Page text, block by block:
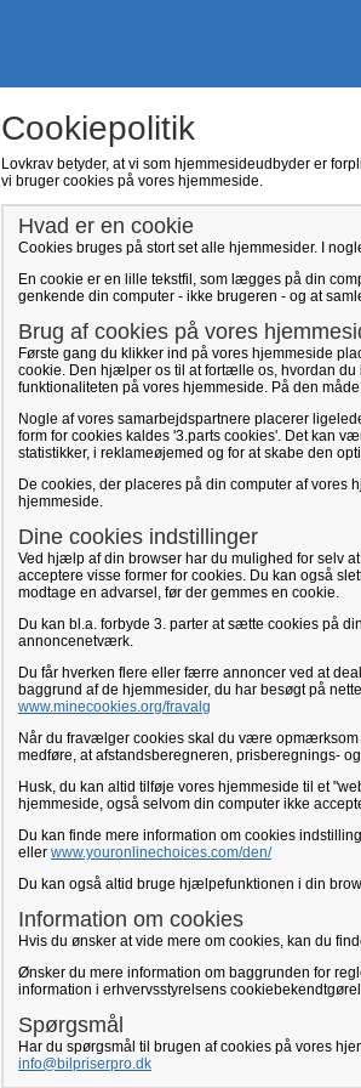
Cookiepolitik
Lovkrav betyder, at vi som hjemmesideudbyder er
vi bruger cookies på vores hjemmeside.
Hvad er en cookie
Cookies bruges på stort set alle hjemmesider. I
En cookie er en lille tekstfil, som lægges på din
genkende din computer - ikke brugeren - og at
Brug af cookies på vores
Første gang du klikker ind på vores hjemmeside
cookie. Den hjælper os til at fortælle os, hvordan
funktionaliteten på vores hjemmeside. På den
Nogle af vores samarbejdspartnere placerer
form for cookies kaldes '3.parts cookies'. Det kan
statistikker, i reklameøjemed og for at skabe den
De cookies, der placeres på din computer af vores
hjemmeside.
Dine cookies indstillinger
Ved hjælp af din browser har du mulighed for selv
acceptere visse former for cookies. Du kan også
modtage en advarsel, før der gemmes en cookie.
Du kan bl.a. forbyde 3. parter at sætte cookies på
annoncenetværk.
Du får hverken flere eller færre annoncer ved at
baggrund af de hjemmesider, du har besøgt på
www.minecookies.org/fravalg
Når du fravælger cookies skal du være opmærksom
medføre, at afstandsberegneren, prisberegnings-
Husk, du kan altid tilføje vores hjemmeside til et
hjemmeside, også selvom din computer ikke
Du kan finde mere information om cookies
eller www.youronlinechoices.com/den/
Du kan også altid bruge hjælpefunktionen i din
Information om cookies
Hvis du ønsker at vide mere om cookies, kan du
Ønsker du mere information om baggrunden for
information i erhvervsstyrelsens
Spørgsmål
Har du spørgsmål til brugen af cookies på vores
info@bilpriserpro.dk